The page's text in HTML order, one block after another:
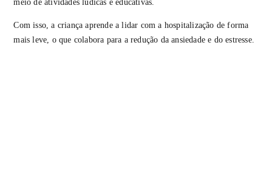
meio de atividades lúdicas e educativas.
Com isso, a criança aprende a lidar com a hospitalização de forma
mais leve, o que colabora para a redução da ansiedade e do estresse.